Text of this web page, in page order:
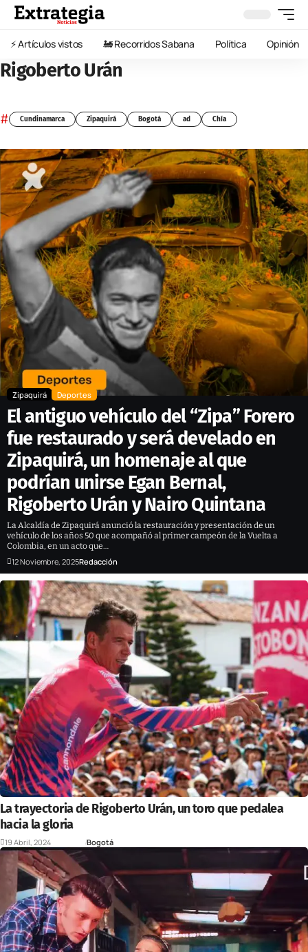
⚡️ Artículos vistos 🚂 Recorridos Sabana Política Opinión
Rigoberto Urán
# Cundinamarca Zipaquirá Bogotá ad Chía
Zipaquirá Deportes
El antiguo vehículo del “Zipa” Forero
fue restaurado y será develado en
Zipaquirá, un homenaje al que
podrían unirse Egan Bernal,
Rigoberto Urán y Nairo Quintana
La Alcaldía de Zipaquirá anunció la restauración y presentación de un
vehículo de los años 50 que acompañó al primer campeón de la Vuelta a
Colombia, en un acto que…
12 Noviembre, 2025Redacción
La trayectoria de Rigoberto Urán, un toro que pedalea
hacia la gloria
19 Abril, 2024 DeportesBogotá